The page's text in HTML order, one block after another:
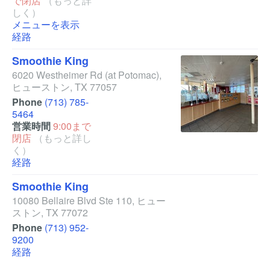
しく）
メニューを表示
経路
Smoothie King
6020 Westheimer Rd (at Potomac),
ヒューストン, TX 77057
Phone (713) 785-
5464
営業時間9:00まで
閉店
（もっと詳し
く）
経路
Smoothie King
10080 Bellaire Blvd Ste 110, ヒュー
ストン, TX 77072
Phone (713) 952-
9200
経路